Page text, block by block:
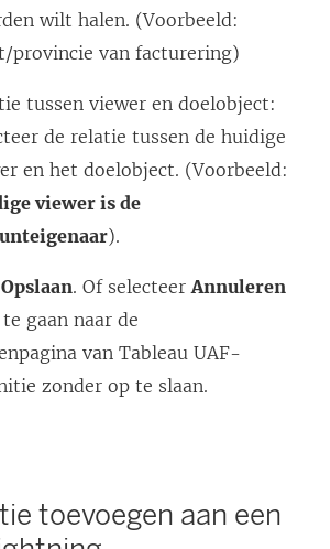
wilt halen. (Voorbeeld:
provincie van facturering)
tussen viewer en doelobject:
de relatie tussen de huidige
en het doelobject. (Voorbeeld:
viewer is de
).
Opslaan. Of selecteerAnnuleren
gaan naar de
van Tableau UAF-
zonder op te slaan.
toevoegen aan een